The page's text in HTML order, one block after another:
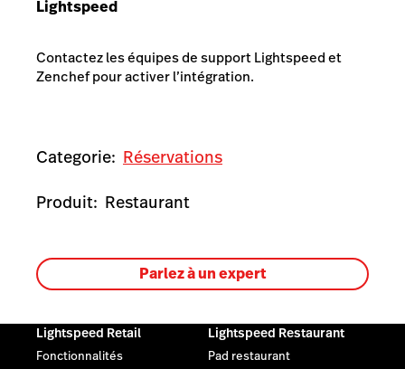
Lightspeed
Contactez les équipes de support Lightspeed et
Zenchef pour activer l’intégration.
Categorie: Réservations
Produit: Restaurant
Parlez à un expert
Lightspeed Retail
Fonctionnalités
Lightspeed Restaurant
Pad restaurant